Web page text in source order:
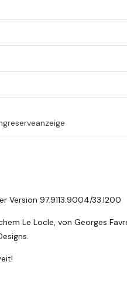
Version 97.9113.9004/33.I200
Le Locle, von Georges